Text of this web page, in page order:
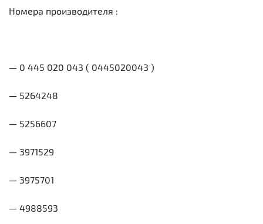
Номера производителя :
— 0 445 020 043 ( 0445020043 )
— 5264248
— 5256607
— 3971529
— 3975701
— 4988593